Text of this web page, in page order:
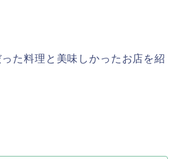
た料理と美味しかったお店を紹